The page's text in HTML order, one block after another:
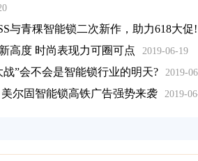
与青稞智能锁二次新作，助力618大促!
高度 时尚表现力可圈可点 2019-06-19
”会不会是智能锁行业的明天? 2019-
尔固智能锁高铁广告强势来袭 2019-